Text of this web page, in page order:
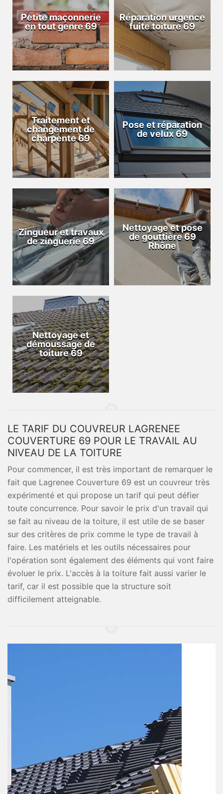
Petite maçonnerie
en tout genre 69
Réparation urgence
fuite toiture 69
Traitement et
changement de
charpente 69
Pose et réparation
de velux 69
Zingueur et travaux
de zinguerie 69
Nettoyage et pose
de gouttière 69
Rhône
Nettoyage et
démoussage de
toiture 69
LE TARIF DU COUVREUR LAGRENEE
COUVERTURE 69 POUR LE TRAVAIL AU
NIVEAU DE LA TOITURE
Pour commencer, il est très important de remarquer le
fait que Lagrenee Couverture 69 est un couvreur très
expérimenté et qui propose un tarif qui peut défier
toute concurrence. Pour savoir le prix d'un travail qui
se fait au niveau de la toiture, il est utile de se baser
sur des critères de prix comme le type de travail à
faire. Les matériels et les outils nécessaires pour
l'opération sont également des éléments qui vont faire
évoluer le prix. L'accès à la toiture fait aussi varier le
tarif, car il est possible que la structure soit
difficilement atteignable.